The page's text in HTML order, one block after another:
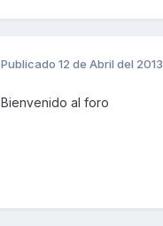
Publicado 12 de Abril del 2013
Bienvenido al foro